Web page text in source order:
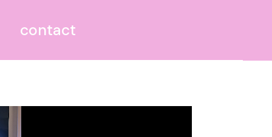
contact